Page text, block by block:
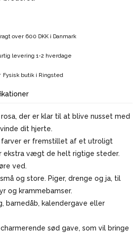
over 600 DKK i Danmark
levering 1-2 hverdage
Fysisk butik i Ringsted
der er klar til at blive nusset med
dit hjerte.
er fremstillet af et utroligt
ekstra vægt de helt rigtige steder.
ved.
og store. Piger, drenge og ja, til
og krammebamser.
barnedåb, kalendergave eller
sød gave, som vil bringe